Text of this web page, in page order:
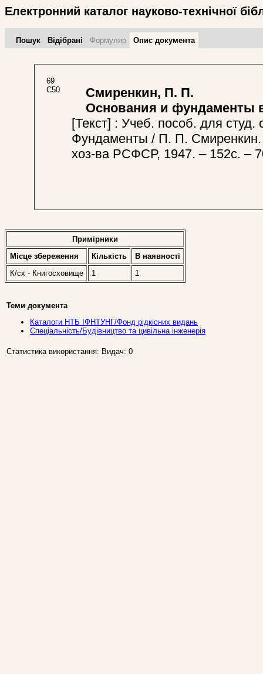
Електронний каталог науково-технічної
Пошук Відібрані Формуляр Опис документа
69
С50
Смиренкин, П. П.
Основания и фундаменты в
[Текст] : Учеб. пособ. для студ.
Фундаменты / П. П.
хоз-ва РСФСР, 1947. – 152с. –
Примірники
Місце збереження
Кількість
В наявностi
К/сх - Книгосховище
1 1
Теми документа
Каталоги НТБ ІФНТУНГ/Фонд рідкісних видань
Спеціальність/Будівництво та цивільна інженерія
Статистика використання: Видач: 0